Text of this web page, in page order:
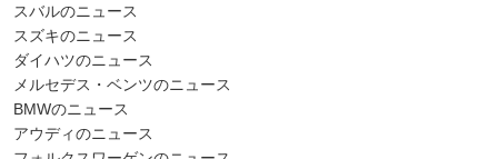
スバルのニュース
スズキのニュース
ダイハツのニュース
メルセデス・ベンツのニュース
BMWのニュース
アウディのニュース